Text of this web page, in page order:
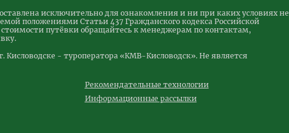
исключительно для ознакомления и ни при каких условиях не
положениями Статьи 437 Гражданского кодекса Российской
путёвки обращайтесь к менеджерам по контактам,
Кисловодске - туроператора «КМВ-Кисловодск». Не является
Рекомендательные технологии
Информационные рассылки